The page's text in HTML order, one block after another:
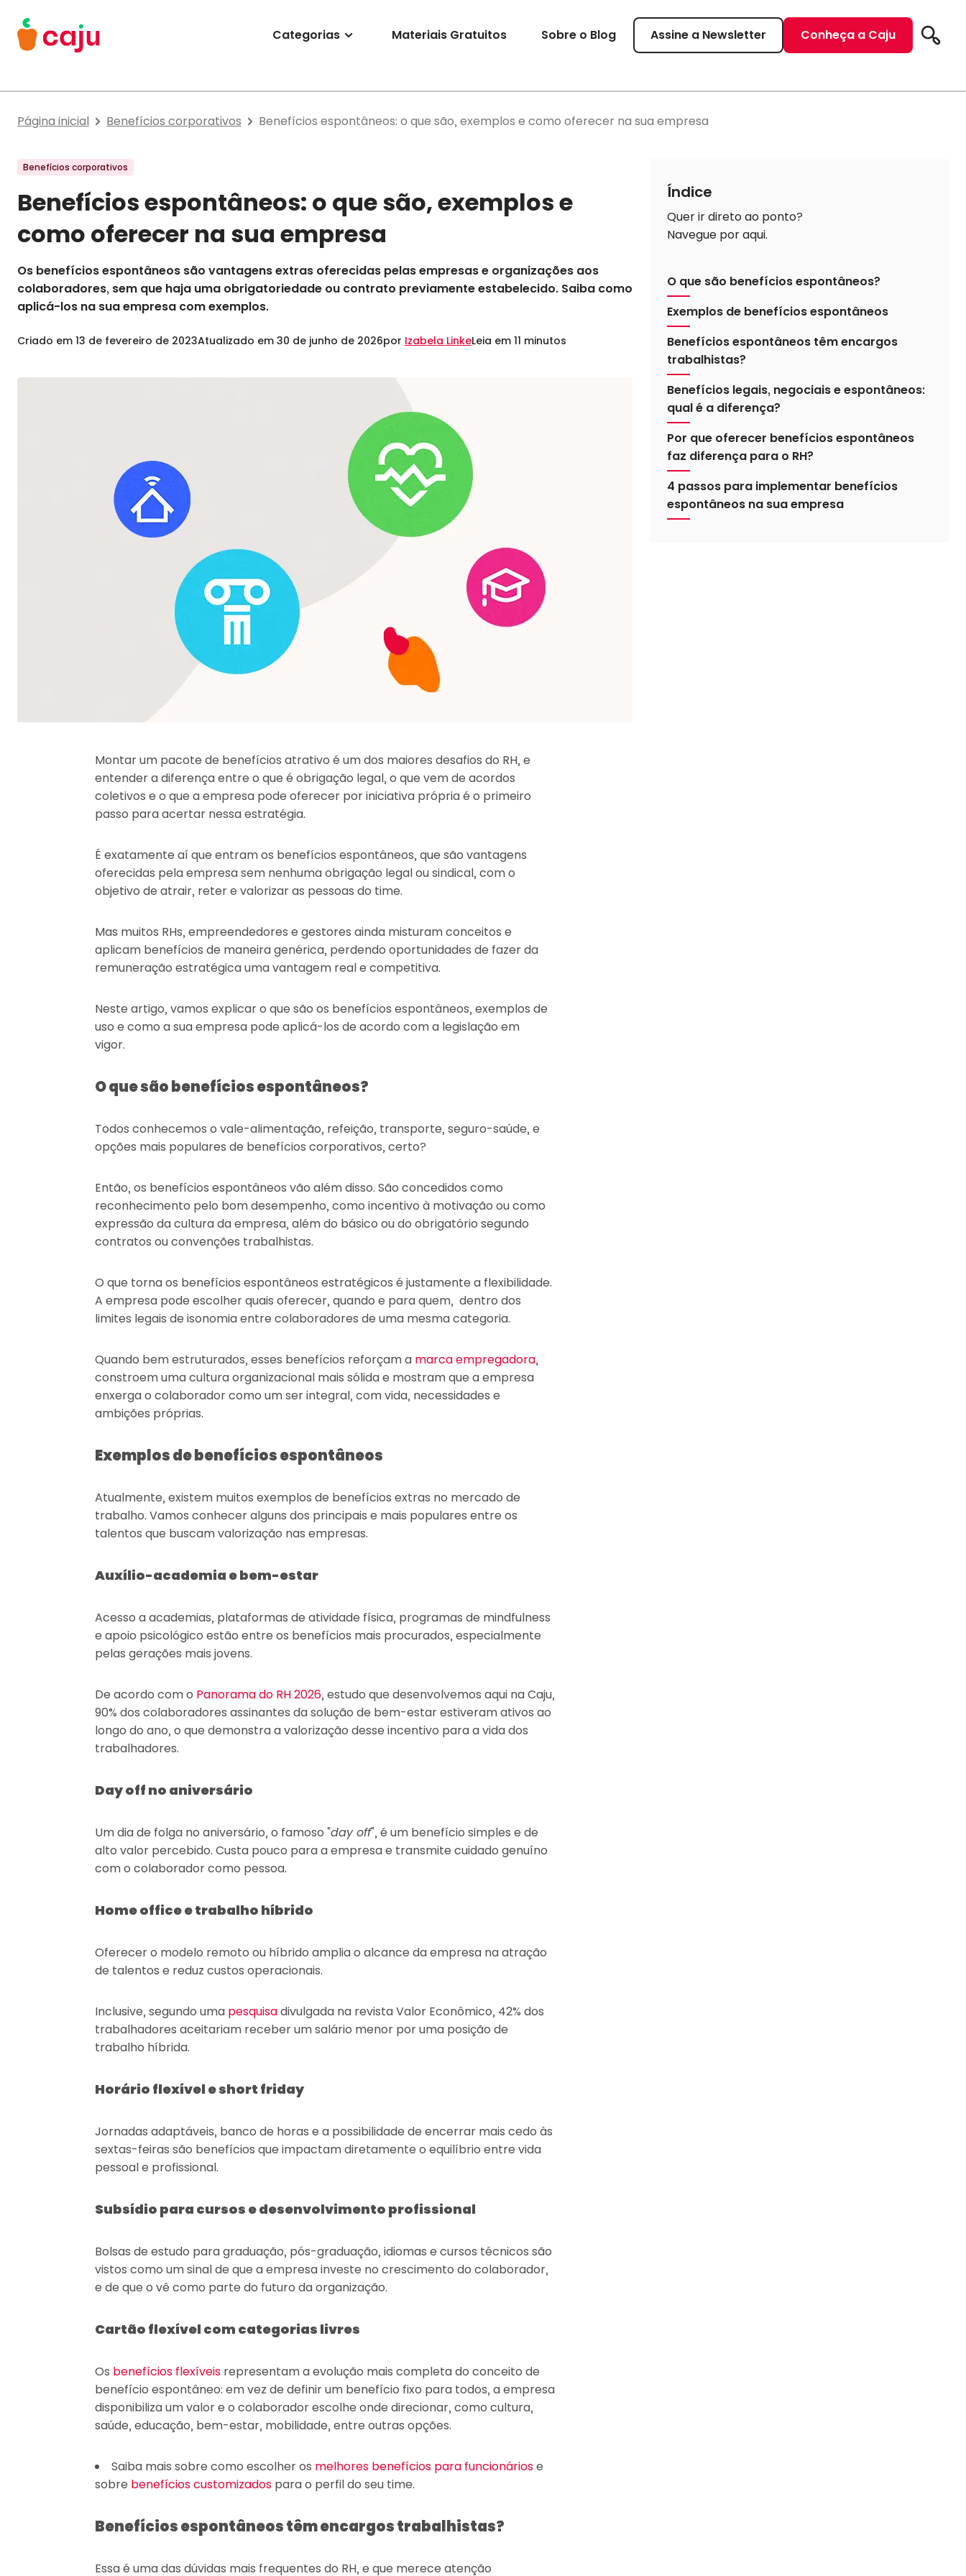
Menu Principal
Categorias Materiais Gratuitos Sobre o Blog Assine a Newsletter Conheça a Caju
Página inicial Benefícios corporativos Benefícios espontâneos: o que são, exemplos e como oferecer na sua empresa
Benefícios corporativos
Benefícios espontâneos: o que são, exemplos e
como oferecer na sua empresa
Os benefícios espontâneos são vantagens extras oferecidas pelas empresas e organizações aos
colaboradores, sem que haja uma obrigatoriedade ou contrato previamente estabelecido. Saiba como
aplicá-los na sua empresa com exemplos.
Criado em 13 de fevereiro de 2023Atualizado em 30 de junho de 2026por Izabela LinkeLeia em 11 minutos
Montar um pacote de benefícios atrativo é um dos maiores desafios do RH, e
entender a diferença entre o que é obrigação legal, o que vem de acordos
coletivos e o que a empresa pode oferecer por iniciativa própria é o primeiro
passo para acertar nessa estratégia.
É exatamente aí que entram os benefícios espontâneos, que são vantagens
oferecidas pela empresa sem nenhuma obrigação legal ou sindical, com o
objetivo de atrair, reter e valorizar as pessoas do time.
Mas muitos RHs, empreendedores e gestores ainda misturam conceitos e
aplicam benefícios de maneira genérica, perdendo oportunidades de fazer da
remuneração estratégica uma vantagem real e competitiva.
Neste artigo, vamos explicar o que são os benefícios espontâneos, exemplos de
uso e como a sua empresa pode aplicá-los de acordo com a legislação em
vigor.
O que são benefícios espontâneos?
Todos conhecemos o vale-alimentação, refeição, transporte, seguro-saúde, e
opções mais populares de benefícios corporativos, certo?
Então, os benefícios espontâneos vão além disso. São concedidos como
reconhecimento pelo bom desempenho, como incentivo à motivação ou como
expressão da cultura da empresa, além do básico ou do obrigatório segundo
contratos ou convenções trabalhistas.
O que torna os benefícios espontâneos estratégicos é justamente a flexibilidade.
A empresa pode escolher quais oferecer, quando e para quem, dentro dos
limites legais de isonomia entre colaboradores de uma mesma categoria.
Quando bem estruturados, esses benefícios reforçam a marca empregadora,
constroem uma cultura organizacional mais sólida e mostram que a empresa
enxerga o colaborador como um ser integral, com vida, necessidades e
ambições próprias.
Exemplos de benefícios espontâneos
Atualmente, existem muitos exemplos de benefícios extras no mercado de
trabalho. Vamos conhecer alguns dos principais e mais populares entre os
talentos que buscam valorização nas empresas.
Auxílio-academia e bem-estar
Acesso a academias, plataformas de atividade física, programas de mindfulness
e apoio psicológico estão entre os benefícios mais procurados, especialmente
pelas gerações mais jovens.
De acordo com o Panorama do RH 2026, estudo que desenvolvemos aqui na Caju,
90% dos colaboradores assinantes da solução de bem-estar estiveram ativos ao
longo do ano, o que demonstra a valorização desse incentivo para a vida dos
trabalhadores.
Day off no aniversário
Um dia de folga no aniversário, o famoso “day off“, é um benefício simples e de
alto valor percebido. Custa pouco para a empresa e transmite cuidado genuíno
com o colaborador como pessoa.
Home office e trabalho híbrido
Oferecer o modelo remoto ou híbrido amplia o alcance da empresa na atração
de talentos e reduz custos operacionais.
Inclusive, segundo uma pesquisadivulgada na revista Valor Econômico, 42% dos
trabalhadores aceitariam receber um salário menor por uma posição de
trabalho híbrida.
Horário flexível e short friday
Jornadas adaptáveis, banco de horas e a possibilidade de encerrar mais cedo às
sextas-feiras são benefícios que impactam diretamente o equilíbrio entre vida
pessoal e profissional.
Subsídio para cursos e desenvolvimento profissional
Bolsas de estudo para graduação, pós-graduação, idiomas e cursos técnicos são
vistos como um sinal de que a empresa investe no crescimento do colaborador,
e de que o vê como parte do futuro da organização.
Cartão flexível com categorias livres
Os benefícios flexíveis representam a evolução mais completa do conceito de
benefício espontâneo: em vez de definir um benefício fixo para todos, a empresa
disponibiliza um valor e o colaborador escolhe onde direcionar, como cultura,
saúde, educação, bem-estar, mobilidade, entre outras opções.
Saiba mais sobre como escolher os melhores benefícios para funcionáriose
sobre benefícios customizados para o perfil do seu time.
Benefícios espontâneos têm encargos trabalhistas?
Essa é uma das dúvidas mais frequentes do RH, e que merece atenção
Índice
Quer ir direto ao ponto?
Navegue por aqui.
O que são benefícios espontâneos?
Exemplos de benefícios espontâneos
Benefícios espontâneos têm encargos
trabalhistas?
Benefícios legais, negociais e espontâneos:
qual é a diferença?
Por que oferecer benefícios espontâneos
faz diferença para o RH?
4 passos para implementar benefícios
espontâneos na sua empresa